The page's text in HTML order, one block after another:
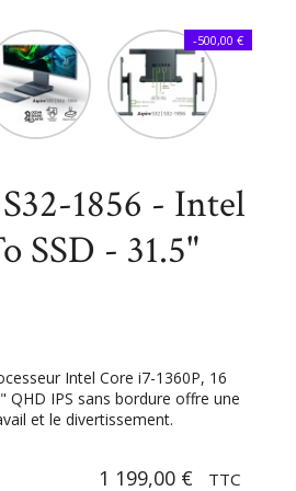
One - Acer - Aspire S32-1856 - Intel Core
-500,00 €
1856 - Intel
SSD - 31.5"
Intel Core i7-1360P, 16
QHD IPS sans bordure offre une
et le divertissement.
1 199,00 € TTC